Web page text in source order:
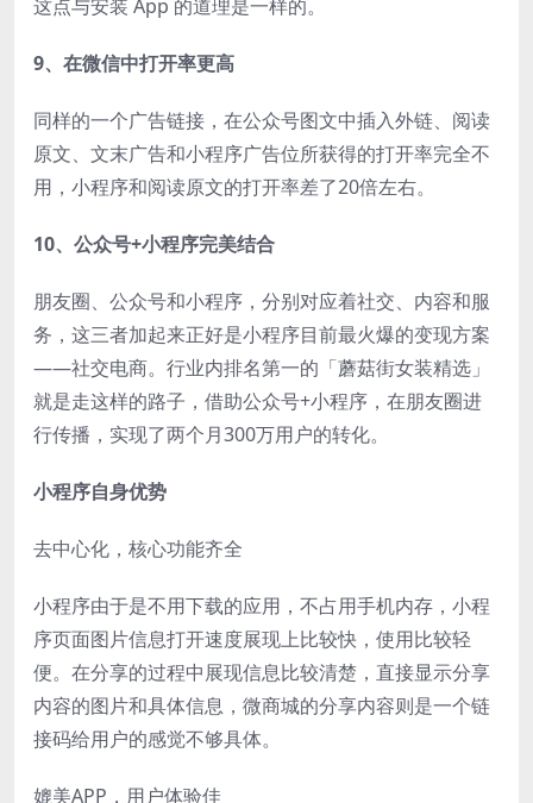
这点与安装 App 的道理是一样的。
9、在微信中打开率更高
同样的一个广告链接，在公众号图文中插入外链、阅读
原文、文末广告和小程序广告位所获得的打开率完全不
用，小程序和阅读原文的打开率差了20倍左右。
10、公众号+小程序完美结合
朋友圈、公众号和小程序，分别对应着社交、内容和服
务，这三者加起来正好是小程序目前最火爆的变现方案
——社交电商。行业内排名第一的「蘑菇街女装精选」
就是走这样的路子，借助公众号+小程序，在朋友圈进
行传播，实现了两个月300万用户的转化。
小程序自身优势
去中心化，核心功能齐全
小程序由于是不用下载的应用，不占用手机内存，小程
序页面图片信息打开速度展现上比较快，使用比较轻
便。在分享的过程中展现信息比较清楚，直接显示分享
内容的图片和具体信息，微商城的分享内容则是一个链
接码给用户的感觉不够具体。
媲美APP，用户体验佳